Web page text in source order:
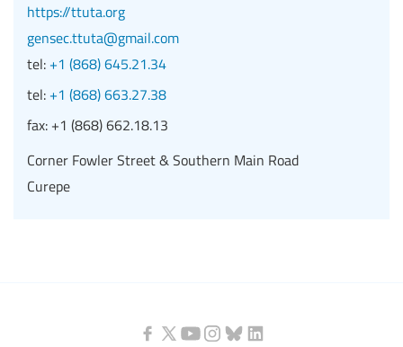
https://ttuta.org
gensec.ttuta@gmail.com
tel: +1 (868) 645.21.34
tel: +1 (868) 663.27.38
fax: +1 (868) 662.18.13
Corner Fowler Street & Southern Main Road
Curepe